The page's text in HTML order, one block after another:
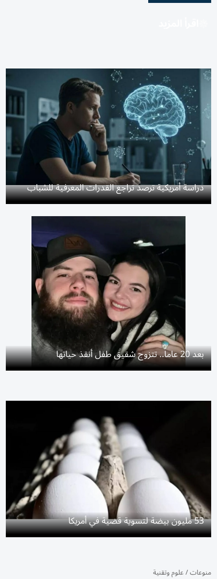
دراسة أمريكية ترصد تراجع القدرات المعرفية للشباب
بعد 20 عاماً.. تتزوج شقيق طفل أنقذ حياتها
53 مليون بيضة لتسوية قضية في أمريكا
منوعات/علوم وتقنية